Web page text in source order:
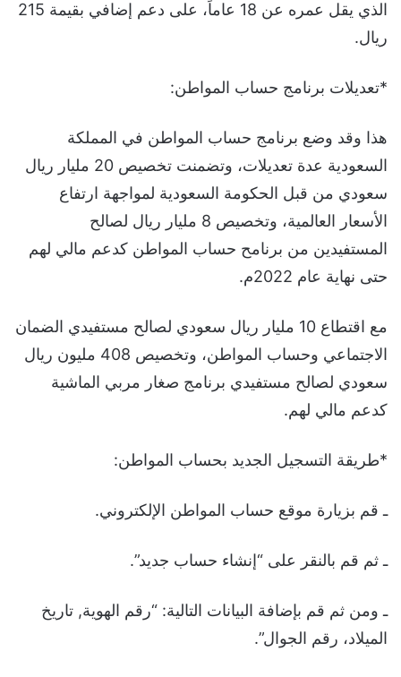
الذي يقل عمره عن 18 عاماً، على دعم إضافي بقيمة 215
ريال.
*تعديلات برنامج حساب المواطن:
هذا وقد وضع برنامج حساب المواطن في المملكة
السعودية عدة تعديلات، وتضمنت تخصيص 20 مليار ريال
سعودي من قبل الحكومة السعودية لمواجهة ارتفاع
الأسعار العالمية، وتخصيص 8 مليار ريال لصالح
المستفيدين من برنامح حساب المواطن كدعم مالي لهم
حتى نهاية عام 2022م.
مع اقتطاع 10 مليار ريال سعودي لصالح مستفيدي الضمان
الاجتماعي وحساب المواطن، وتخصيص 408 مليون ريال
سعودي لصالح مستفيدي برنامج صغار مربي الماشية
كدعم مالي لهم.
*طريقة التسجيل الجديد بحساب المواطن:
ـ قم بزيارة موقع حساب المواطن الإلكتروني.
ـ ثم قم بالنقر على “إنشاء حساب جديد”.
ـ ومن ثم قم بإضافة البيانات التالية: “رقم الهوية, تاريخ
الميلاد، رقم الجوال”.